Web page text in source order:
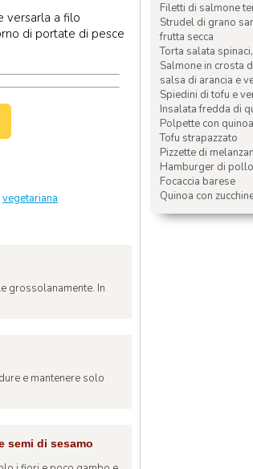
versarla a filo
di portate di pesce
vegetariana
grossolanamente. In
e mantenere solo
semi di sesamo
Filetti di salmone
Strudel di grano
frutta secca
Torta salata
Salmone in crosta
salsa di arancia e
Spiedini di tofu e
Insalata fredda di
Polpette con
Tofu strapazzato
Pizzette di
Hamburger di
Focaccia barese
Quinoa con